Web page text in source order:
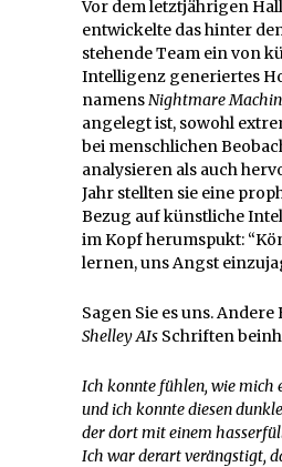
Vor dem letztjährigen
entwickelte das hinter
stehende Team ein von
Intelligenz generiertes
namensNightmare
angelegt ist, sowohl
bei menschlichen
analysieren als auch
Jahr stellten sie eine
Bezug auf künstliche
im Kopf herumspukt:
lernen, uns Angst
Sagen Sie es uns.
Shelley AIs Schriften
Ich konnte fühlen, wie mich
und ich konnte diesen
der dort mit einem
Ich war derart verängstigt,